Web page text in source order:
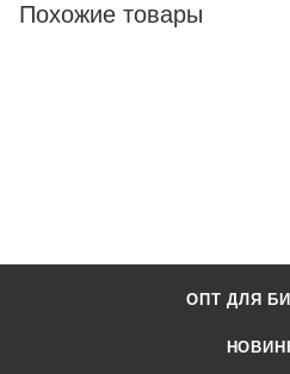
Похожие товары
ОПТ ДЛЯ